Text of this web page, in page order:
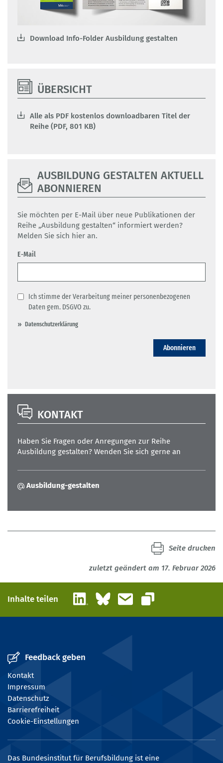
Download Info-Folder Ausbildung gestalten
ÜBERSICHT
Alle als PDF kostenlos downloadbaren Titel der
Reihe (PDF, 801 KB)
AUSBILDUNG GESTALTEN AKTUELL
ABONNIEREN
Sie möchten per E-Mail über neue Publikationen der
Reihe „Ausbildung gestalten“ informiert werden?
Melden Sie sich hier an.
E-Mail
Ich stimme der Verarbeitung meiner personenbezogenen
Daten gem. DSGVO zu.
Datenschutzerklärung
Abonnieren
KONTAKT
Haben Sie Fragen oder Anregungen zur Reihe
Ausbildung gestalten? Wenden Sie sich gerne an
Ausbildung-gestalten
zuletzt geändert am 17. Februar 2026
Seite drucken
Inhalte teilen LinkedInBlueskyE-Mail
Link kopieren
Feedback geben
Kontakt
Impressum
Datenschutz
Barrierefreiheit
Cookie-Einstellungen
Das Bundesinstitut für Berufsbildung ist eine